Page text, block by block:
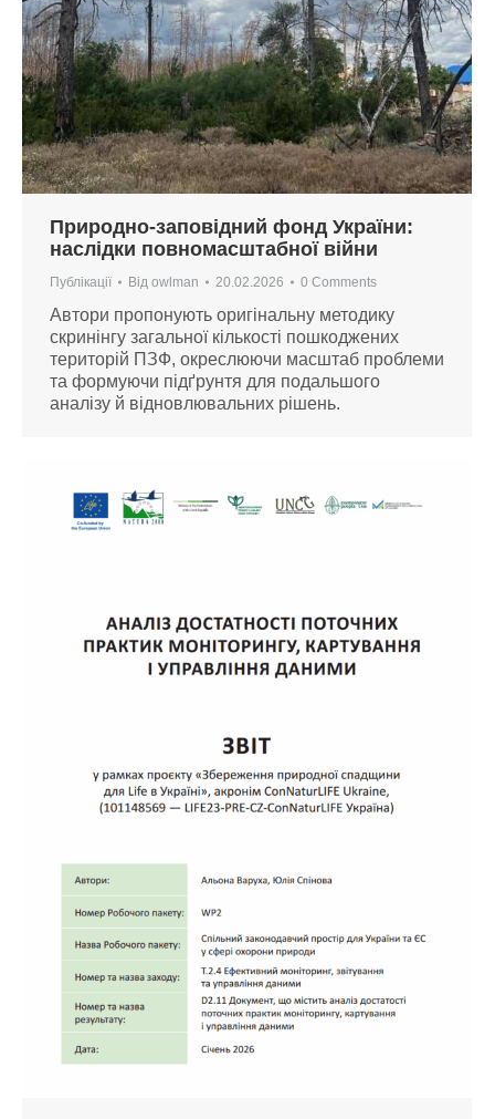
Природно-заповідний фонд України:
наслідки повномасштабної війни
Публікації Від owlman 20.02.2026 0 Comments
Автори пропонують оригінальну методику
скринінгу загальної кількості пошкоджених
територій ПЗФ, окреслюючи масштаб проблеми
та формуючи підґрунтя для подальшого
аналізу й відновлювальних рішень.